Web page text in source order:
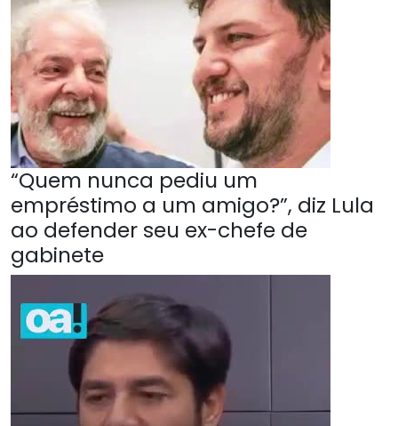
“Quem nunca pediu um
empréstimo a um amigo?”, diz Lula
ao defender seu ex-chefe de
gabinete